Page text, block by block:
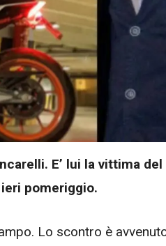
E’ lui la vittima
pomeriggio.
Lo scontro è